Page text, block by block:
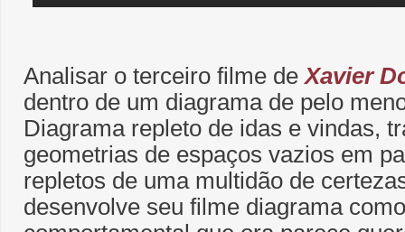
Analisar o terceiro filme deXavier
dentro de um diagrama de pelo
Diagrama repleto de idas e vindas,
geometrias de espaços vazios em
repletos de uma multidão de
desenvolve seu filme diagrama